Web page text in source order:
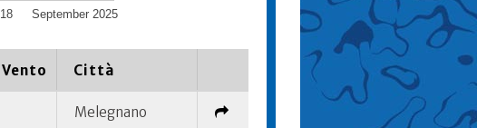
September 2025
18
Vento Città
Melegnano